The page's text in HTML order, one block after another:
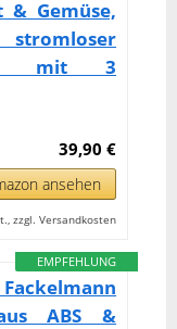
& Gemüse,
mit 3
39,90 €
ansehen
zzgl. Versandkosten
EMPFEHLUNG
ABS &